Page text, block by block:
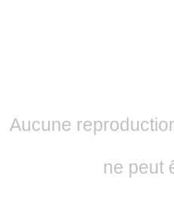
Aucune
ne peut